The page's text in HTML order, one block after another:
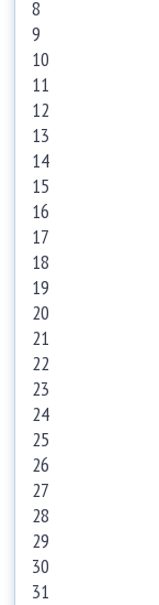
8
9
10
11
12
13
14
15
16
17
18
19
20
21
22
23
24
25
26
27
28
29
30
31